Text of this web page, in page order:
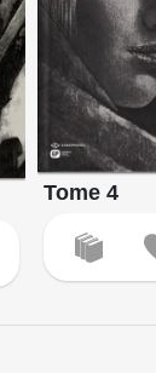
Tome 4